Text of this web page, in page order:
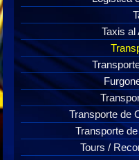
Taxis al
Transporte de
Transporte
Tours /